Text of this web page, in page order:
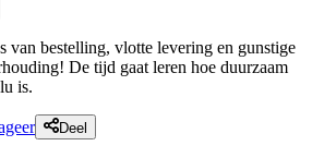
van bestelling, vlotte levering en gunstige
De tijd gaat leren hoe duurzaam
is.
Deel